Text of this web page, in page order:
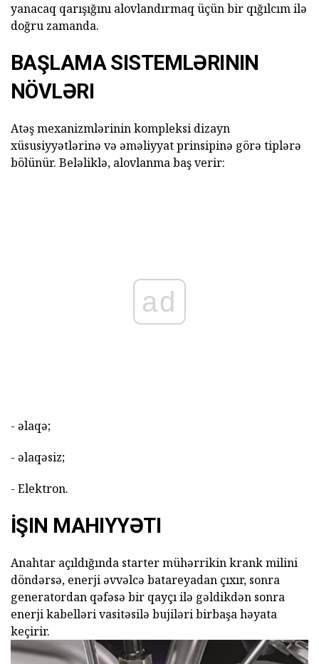
yanacaq qarışığını alovlandırmaq üçün bir qığılcım ilə
doğru zamanda.
BAŞLAMA SISTEMLƏRININ
NÖVLƏRI
Atəş mexanizmlərinin kompleksi dizayn
xüsusiyyətlərinə və əməliyyat prinsipinə görə tiplərə
bölünür. Beləliklə, alovlanma baş verir:
ad
- əlaqə;
- əlaqəsiz;
- Elektron.
İŞIN MAHIYYƏTI
Anahtar açıldığında starter mühərrikin krank milini
döndərsə, enerji əvvəlcə batareyadan çıxır, sonra
generatordan qəfəsə bir qayçı ilə gəldikdən sonra
enerji kabelləri vasitəsilə bujiləri birbaşa həyata
keçirir.